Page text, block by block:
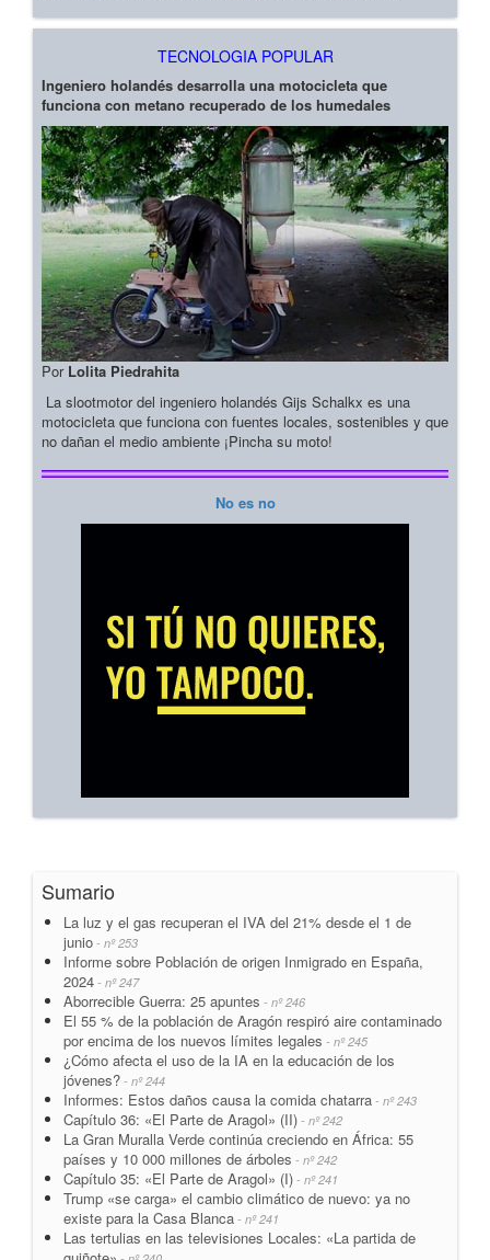
TECNOLOGIA POPULAR
Ingeniero holandés desarrolla una motocicleta que
funciona con metano recuperado de los humedales
Por Lolita Piedrahita
La slootmotor del ingeniero holandés Gijs Schalkx es una
motocicleta que funciona con fuentes locales, sostenibles y que
no dañan el medio ambiente ¡Pincha su moto!
No es no
Sumario
La luz y el gas recuperan el IVA del 21% desde el 1 de
junio - nº 253
Informe sobre Población de origen Inmigrado en España,
2024 - nº 247
Aborrecible Guerra: 25 apuntes - nº 246
El 55 % de la población de Aragón respiró aire contaminado
por encima de los nuevos límites legales - nº 245
¿Cómo afecta el uso de la IA en la educación de los
jóvenes? - nº 244
Informes: Estos daños causa la comida chatarra - nº 243
Capítulo 36: «El Parte de Aragol» (II) - nº 242
La Gran Muralla Verde continúa creciendo en África: 55
países y 10 000 millones de árboles - nº 242
Capítulo 35: «El Parte de Aragol» (I) - nº 241
Trump «se carga» el cambio climático de nuevo: ya no
existe para la Casa Blanca - nº 241
Las tertulias en las televisiones Locales: «La partida de